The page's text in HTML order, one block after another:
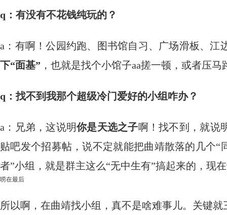
q：有没有不花钱纯玩的？
a：有啊！公园约跑、图书馆自习、广场滑板、
下“面基” ，也就是找个小馆子aa搓一顿，或者压
q：找不到我那个超级冷门爱好的小组咋办？
a：兄弟，这说明你是天选之子啊！找不到，就说
贴吧发个招募帖，说不定就能把曲靖散落的几个
者”小组，就是群主这么“无中生有”搞起来的，现
唠在最后
所以啊，在曲靖找小组，真不是啥难事儿。关键就